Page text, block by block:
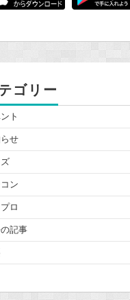
ゴリー
ト
せ
ン
ロ
記事